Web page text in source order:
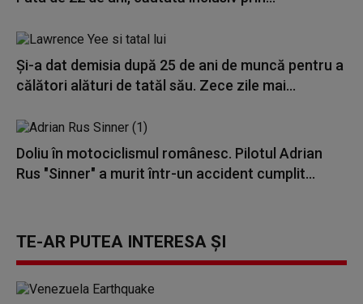
Și-a dat demisia după 25 de ani de muncă pentru a
călători alături de tatăl său. Zece zile mai...
Doliu în motociclismul românesc. Pilotul Adrian
Rus "Sinner" a murit într-un accident cumplit...
TE-AR PUTEA INTERESA ȘI